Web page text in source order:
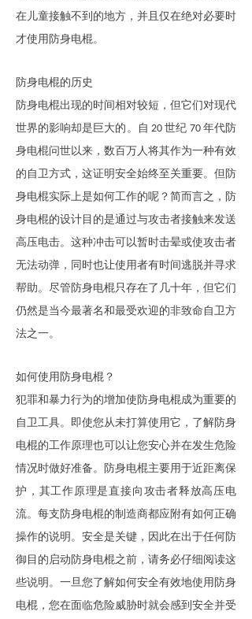
在儿童接触不到的地方，并且仅在绝对必要时
才使用 防身电棍 。
防身电棍的历史
防身电棍出现的时间相对较短，但它们对现代
世界的影响却是巨大的。自 20 世纪 70 年代防
身电棍问世以来，数百万人将其作为一种有效
的自卫方式，这证明安全始终至关重要。但 防
身电棍实际上是如何工作的呢？简而言之， 防
身电棍的设计目的是通过与攻击者接触来发送
高压电击。这种冲击可以暂时击晕或使攻击者
无法动弹，同时也让使用者有时间逃脱并寻求
帮助。尽管 防身电棍 只存在了几十年，但它们
仍然是当今最著名和最受欢迎的非致命自卫方
法之一。
如何使用 防身电棍 ？
犯罪和暴力行为的增加使 防身电棍成为重要的
自卫工具。即使您从未打算使用它，了解防身
电棍的工作原理也可以让您安心并在发生危险
情况时做好准备。
防身电棍主要用于近距离保
护，其工作原理是直接向攻击者释放高压电
流。每支 防身电棍的制造商都应附有如何正确
操作的说明。安全是关键，因此在出于任何防
御目的启动 防身电棍之前，请务必仔细阅读这
些说明。一旦您了解如何安全有效地使用 防身
电棍 ，您在面临危险威胁时就会感到安全并受